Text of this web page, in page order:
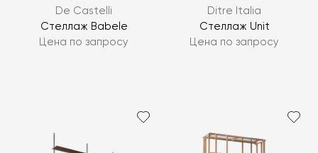
De Castelli
Стеллаж Babele
Цена по запросу
Ditre Italia
Стеллаж Unit
Цена по запросу